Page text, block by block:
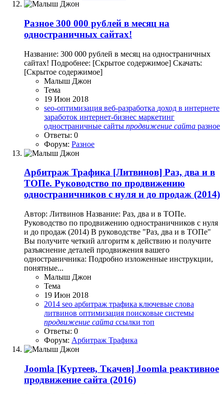
Разное 300 000 рублей в месяц на
одностраничных сайтах!
Название: 300 000 рублей в месяц на одностраничных
сайтах! Подробнее: [Скрытое содержимое] Скачать:
[Скрытое содержимое]
Малыш Джон
Тема
19 Июн 2018
seo-оптимизация веб-разработка доход в интернете
заработок интернет-бизнес маркетинг
одностраничные сайты продвижение сайта разное
Ответы: 0
Форум: Разное
Арбитраж Трафика [Литвинов] Раз, два и в
ТОПе. Руководство по продвижению
одностраничников с нуля и до продаж (2014)
Автор: Литвинов Название: Раз, два и в ТОПе.
Руководство по продвижению одностраничников с нуля
и до продаж (2014) В руководстве "Раз, два и в ТОПе"
Вы получите четкий алгоритм к действию и получите
разъяснение деталей продвижения вашего
одностраничника: Подробно изложенные инструкции,
понятные...
Малыш Джон
Тема
19 Июн 2018
2014 seo арбитраж трафика ключевые слова
литвинов оптимизация поисковые системы
продвижение сайта ссылки топ
Ответы: 0
Форум: Арбитраж Трафика
Joomla [Куртеев, Ткачев] Joomla реактивное
продвижение сайта (2016)